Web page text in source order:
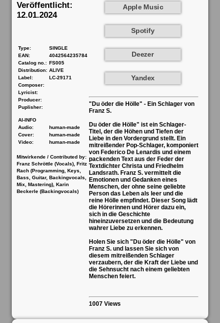
Veröffentlicht:
12.01.2024
Type:
SINGLE
EAN:
4042564235784
Catalog no.: FS005
Distribution: ALIVE
Label:
LC-29171
Composer:
Lyricist:
Producer:
Puplisher:
AI-INFO
Audio:
human-made
Cover:
human-made
Video:
human-made
Mitwirkende / Contributed by:
Franz Schröttle (Vocals), Fritz
Rach (Programming, Keys,
Bass, Guitar, Backingvocals,
Mix, Mastering), Karin
Beckerle (Backingvocals)
Apple Music
Spotify
Deezer
Yandex
"Du öder die Hölle" - Ein Schlager von
Franz S.
Du öder die Hölle" ist ein Schlager-
Titel, der die Höhen und Tiefen der
Liebe in den Vordergrund stellt. Ein
mitreißender Pop-Schlager, komponiert
von Federico De Lenardis und einem
packenden Text aus der Feder der
Textdichter Christa und Friedhelm
Landsrath. Franz S. vermittelt die
Emotionen und Gedanken eines
Menschen, der ohne seine geliebte
Person das Leben als leer und die
reine Hölle empfindet. Dieser Song lädt
die Hörerinnen und Hörer dazu ein,
sich in die Geschichte
hineinzuversetzen und die Bedeutung
wahrer Liebe zu erkennen.
Holen Sie sich "Du öder die Hölle" von
Franz S. und lassen Sie sich von
diesem mitreißenden Schlager
verzaubern, der die Kraft der Liebe und
die Sehnsucht nach einem geliebten
Menschen feiert.
1007 Views